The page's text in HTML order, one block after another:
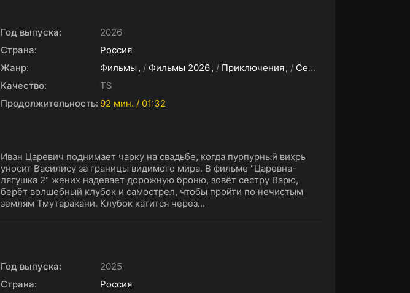
Год выпуска:
2026
Страна:
Россия
Жанр:
Фильмы / Фильмы 2026 / Приключения / Семейный
Качество:
TS
Продолжительность: 92 мин. / 01:32
Иван Царевич поднимает чарку на свадьбе, когда пурпурный вихрь
уносит Василису за границы видимого мира. В фильме "Царевна-
лягушка 2" жених надевает дорожную броню, зовёт сестру Варю,
берёт волшебный клубок и самострел, чтобы пройти по нечистым
землям Тмутаракани. Клубок катится через...
Год выпуска:
2025
Страна:
Россия